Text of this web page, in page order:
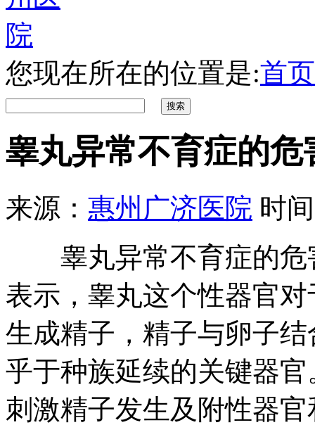
您现在所在的位置是:首页
睾丸异常不育症的危
来源： 惠州广济医院 时
睾丸异常不育症的危
表示，睾丸这个性器官
生成精子，精子与卵子
乎于种族延续的关键器
刺激精子发生及附性器